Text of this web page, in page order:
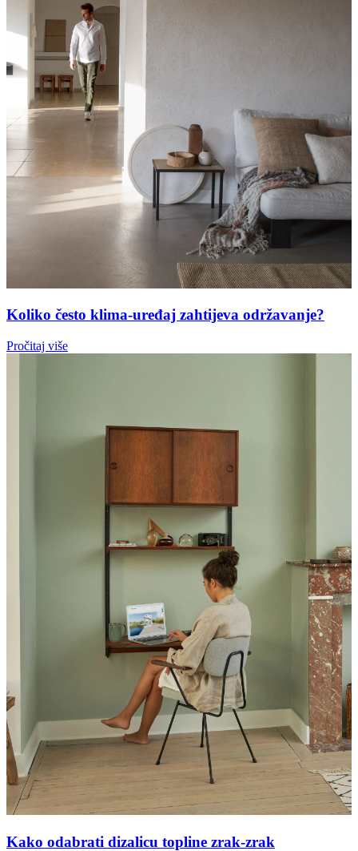
Koliko često klima-uređaj zahtijeva održavanje?
Pročitaj više
Kako odabrati dizalicu topline zrak-zrak